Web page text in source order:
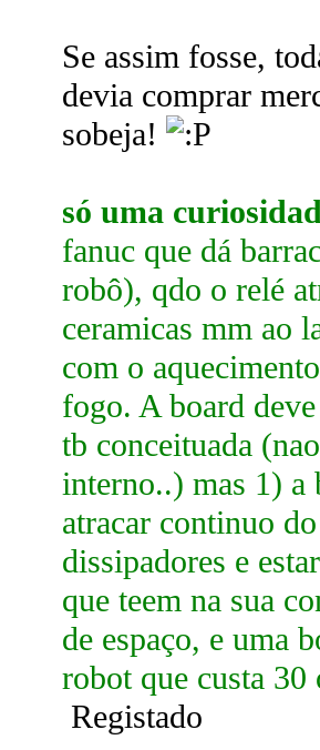
Se assim fosse,
devia comprar
sobeja!
só uma
fanuc que dá
robô), qdo o relé
ceramicas mm ao
com o
fogo. A board
tb conceituada
interno..) mas 1) a
atracar continuo
dissipadores e
que teem na sua
de espaço, e uma
robot que custa
Registado